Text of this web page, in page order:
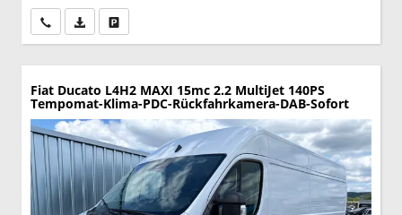
Wir rufen Sie anPDF-Datei, Fahrzeugexposé drucken
Fiat Ducato L4H2 MAXI 15mc 2.2 MultiJet 140PS
Tempomat-Klima-PDC-Rückfahrkamera-DAB-Sofort